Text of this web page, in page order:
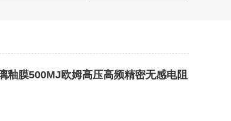
釉膜500MJ欧姆高压高频精密无感电阻